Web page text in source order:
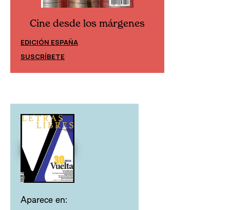
Cine desde los márgenes
EDICIÓN ESPAÑA
SUSCRÍBETE
Aparece en: